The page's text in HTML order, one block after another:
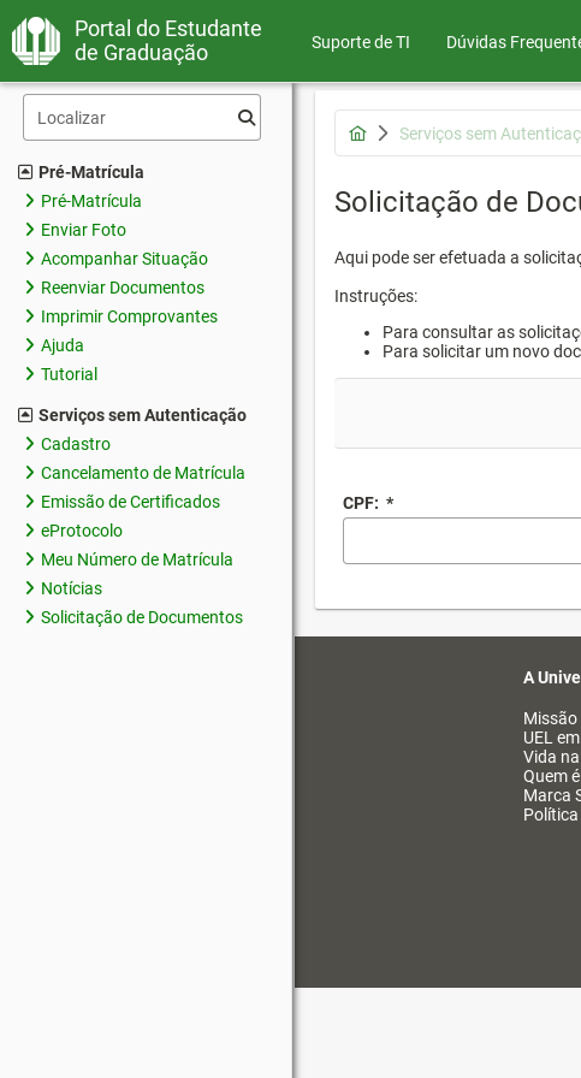
Portal do Estudante
de Graduação
Suporte de TI Dúvidas
Pré-Matrícula
Pré-Matrícula
Enviar Foto
Acompanhar Situação
Reenviar Documentos
Imprimir Comprovantes
Ajuda
Tutorial
Serviços sem Autenticação
Cadastro
Cancelamento de Matrícula
Emissão de Certificados
eProtocolo
Meu Número de Matrícula
Notícias
Solicitação de Documentos
Serviços sem
Solicitação de
Aqui pode ser efetuada a
Instruções:
Para consultar as
Para solicitar um novo
CPF: *
A
Missão
UEL
Vida
Quem
Marca